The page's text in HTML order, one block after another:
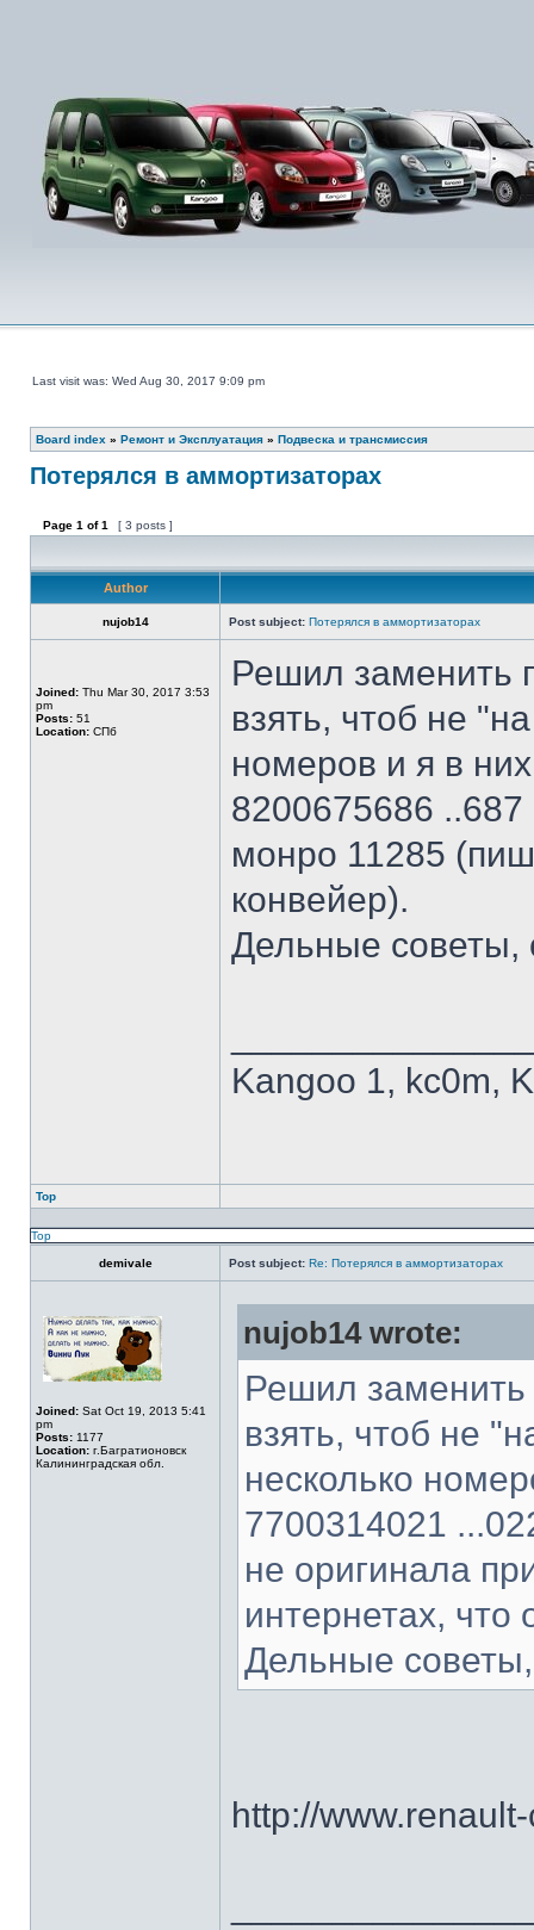
Last visit was: Wed Aug 30, 2017 9:09 pm
Board index » Ремонт и Эксплуатация » Подвеска и трансмиссия
Потерялся в аммортизаторах
Page 1 of1 [ 3 posts ]
Author
nujob14 Post subject: Потерялся в аммортизаторах
Joined: Thu Mar 30, 2017 3:53
pm
Posts: 51
Location: СПб
Решил заменить
взять, чтоб не
номеров и я в
8200675686 ..687
монро 11285
конвейер).
Дельные советы,
Kangoo 1, kc0m,
Top
Top
demivale Post subject: Re: Потерялся в аммортизаторах
Joined: Sat Oct 19, 2013 5:41
pm
Posts: 1177
Location: г.Багратионовск
Калининградская обл.
nujob14 wrote:
Решил заменить
взять, чтоб не
несколько
7700314021
не оригинала
интернетах, что
Дельные
http://